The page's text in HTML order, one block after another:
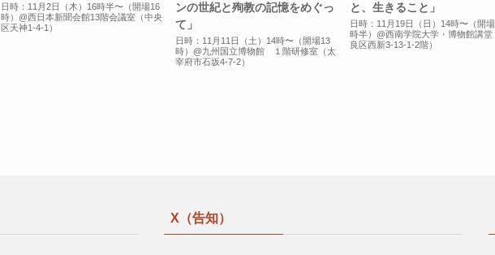
日時：11月2日（木）16時半〜（開場16
時）@西日本新聞会館13階会議室（中央
区天神1-4-1）
ンの世紀と殉教の記憶をめぐっ
て」
日時：11月11日（土）14時〜（開場13
時）@九州国立博物館 １階研修室（太
宰府市石坂4-7-2）
と、生きること」
日時：11月19日（日）14時〜（開
時半）@西南学院大学・博物館講堂
良区西新3-13-1-2階）
X（告知）